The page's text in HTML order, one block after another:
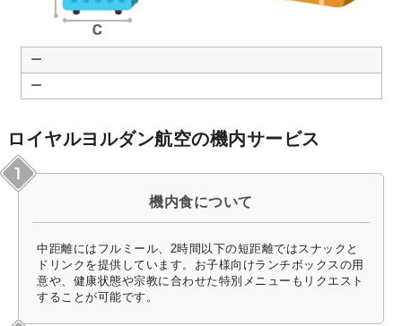
ー
ー
ロイヤルヨルダン航空の機内サービス
機内食について
中距離にはフルミール、2時間以下の短距離ではスナックと
ドリンクを提供しています。お子様向けランチボックスの用
意や、健康状態や宗教に合わせた特別メニューもリクエスト
することが可能です。